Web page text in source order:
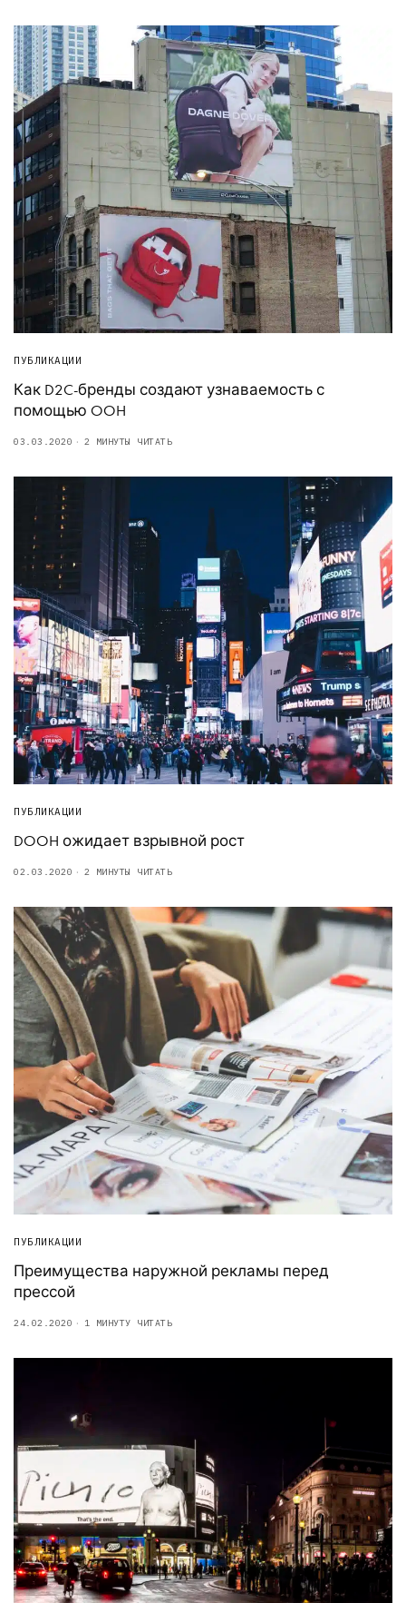
ПУБЛИКАЦИИ
Как D2C-бренды создают узнаваемость с
помощью OOH
03.03.2020 2 МИНУТЫ ЧИТАТЬ
ПУБЛИКАЦИИ
DOOH ожидает взрывной рост
02.03.2020 2 МИНУТЫ ЧИТАТЬ
ПУБЛИКАЦИИ
Преимущества наружной рекламы перед
прессой
24.02.2020 1 МИНУТУ ЧИТАТЬ